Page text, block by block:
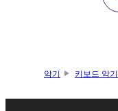
보
악기 키보드 악기